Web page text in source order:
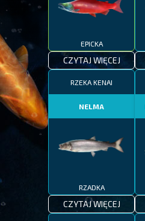
EPICKA
CZYTAJ WIĘCEJ
RZEKA KENAI
NELMA
RZADKA
CZYTAJ WIĘCEJ